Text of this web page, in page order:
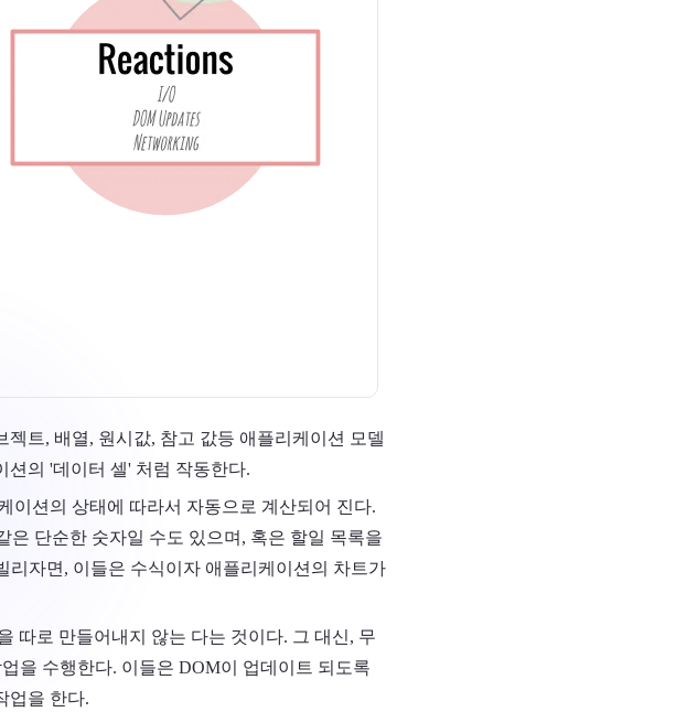
트, 배열, 원시값, 참고 값등 애플리케이션 모델
션의 '데이터 셀' 처럼 작동한다.
이션의 상태에 따라서 자동으로 계산되어 진다.
은 단순한 숫자일 수도 있으며, 혹은 할일 목록을
자면, 이들은 수식이자 애플리케이션의 차트가
따로 만들어내지 않는 다는 것이다. 그 대신, 무
을 수행한다. 이들은 DOM이 업데이트 되도록
업을 한다.